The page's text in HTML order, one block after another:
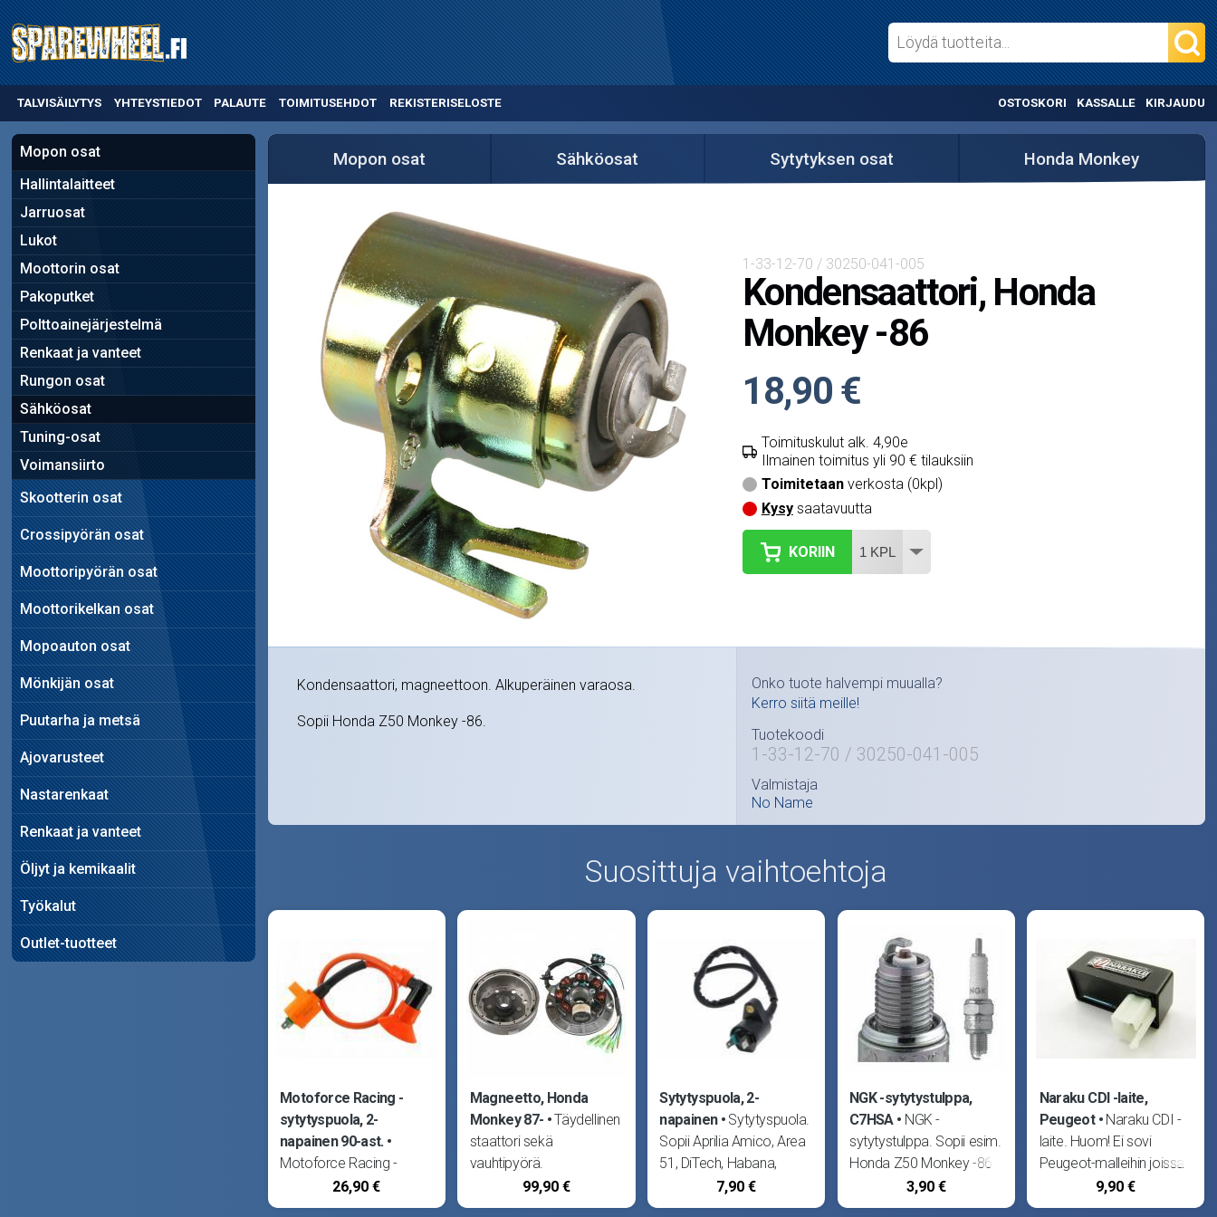
TALVISÄILYTYS YHTEYSTIEDOT PALAUTE TOIMITUSEHDOT REKISTERISELOSTE OSTOSKORI KASSALLE KIRJAUDU
Mopon osat
Hallintalaitteet
Jarruosat
Lukot
Moottorin osat
Pakoputket
Polttoainejärjestelmä
Renkaat ja vanteet
Rungon osat
Sähköosat
Tuning-osat
Voimansiirto
Skootterin osat
Crossipyörän osat
Moottoripyörän osat
Moottorikelkan osat
Mopoauton osat
Mönkijän osat
Puutarha ja metsä
Ajovarusteet
Nastarenkaat
Renkaat ja vanteet
Öljyt ja kemikaalit
Työkalut
Outlet-tuotteet
Mopon osat Sähköosat Sytytyksen osat Honda Monkey
1-33-12-70 / 30250-041-005
Kondensaattori, Honda
Monkey -86
18,90 €
Toimituskulut alk. 4,90e
Ilmainen toimitus yli 90 € tilauksiin
Toimitetaanverkosta (0kpl)
Kysysaatavuutta
KORIIN
Kondensaattori, magneettoon. Alkuperäinen varaosa.
Sopii Honda Z50 Monkey -86.
Onko tuote halvempi muualla?
Kerro siitä meille!
Tuotekoodi
1-33-12-70 / 30250-041-005
Valmistaja
No Name
Suosittuja vaihtoehtoja
Motoforce Racing -
sytytyspuola, 2-
napainen 90-ast.
Motoforce Racing -
sytytyspuola. High Output
-malli, tuottaa
26,90 €
Magneetto, Honda
Monkey 87-
Täydellinen
staattori sekä
vauhtipyörä.
Vauhtipyörän kiilauran
leveys 4mm. Sopii
99,90 €
Sytytyspuola, 2-
napainen
Sytytyspuola.
Sopii Aprilia Amico, Area
51, DiTech, Habana,
Mojito, Rally, RX50 18-,
SX50 18-, Sonic, SR50,
7,90 €
NGK -sytytystulppa,
C7HSA
NGK -
sytytystulppa. Sopii esim.
Honda Z50 Monkey -86
sekä kiinalaiset 4T -
skootterit, esim. Fude 4T.
3,90 €
Naraku CDI -laite,
Peugeot
Naraku CDI -
laite. Huom! Ei sovi
Peugeot-malleihin joissa
käynnistyksenesto. Sopii
Jincheng Q7B, Peugeot
9,90 €